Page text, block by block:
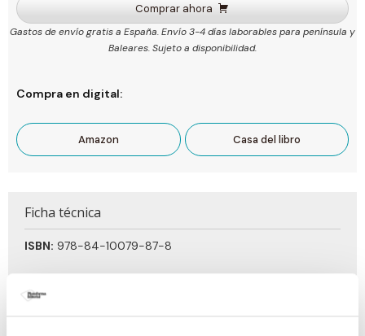
Comprar ahora
Gastos de envío gratis a España. Envío 3-4 días laborables para península y
Baleares. Sujeto a disponibilidad.
Compra en digital:
Amazon Casa del libro
Ficha técnica
ISBN: 978-84-10079-87-8
Tema:Desarrollo personal